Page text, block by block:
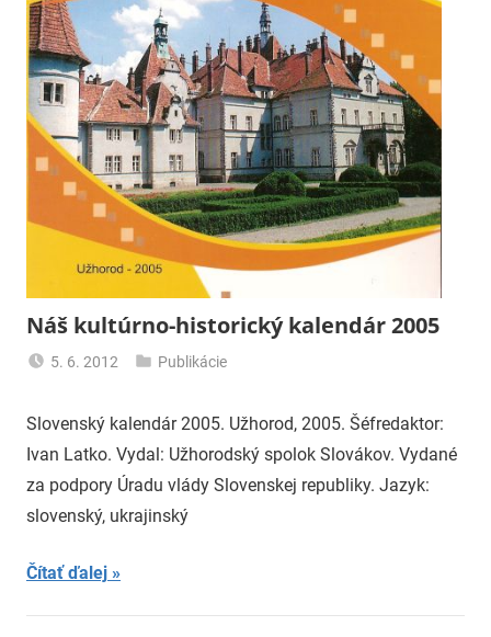
Náš kultúrno-historický kalendár 2005
5. 6. 2012
Publikácie
Slovenský kalendár 2005. Užhorod, 2005. Šéfredaktor:
Ivan Latko. Vydal: Užhorodský spolok Slovákov. Vydané
za podpory Úradu vlády Slovenskej republiky. Jazyk:
slovenský, ukrajinský
Čítať ďalej